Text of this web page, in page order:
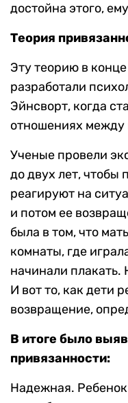
достойна этого,
Теория
Эту теорию в
разработали
Эйнсворт, когда
отношениях между
Ученые провели
до двух лет, чтобы
реагируют на
и потом ее
была в том, что
комнаты, где
начинали плакать.
И вот то, как дети
возвращение,
В итоге было
привязанности:
Надежная. Ребенок